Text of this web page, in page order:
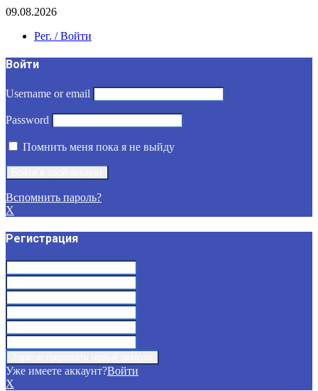
09.08.2026
Рег. / Войти
Войти
Username or email
Password
Помнить меня пока я не выйду
Вспомнить пароль?
X
Регистрация
Уже имеете аккаунт?Войти
X